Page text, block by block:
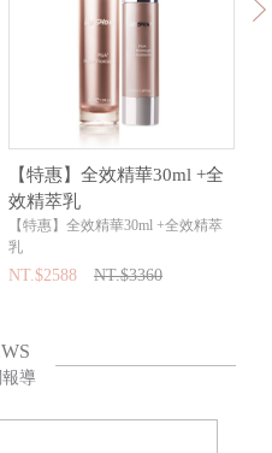
【特惠】全效精華30ml +全
效精萃乳
【特惠】全效精華30ml +全效精萃
乳
NT.$2588 NT.$3360
導